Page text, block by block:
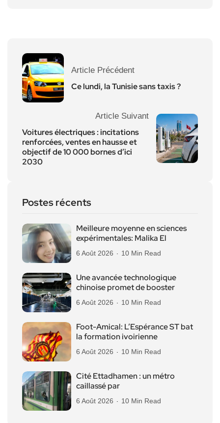
Article Précédent
Ce lundi, la Tunisie sans taxis ?
Article Suivant
Voitures électriques : incitations
renforcées, ventes en hausse et
objectif de 10 000 bornes d’ici
2030
Postes récents
Meilleure moyenne en sciences
expérimentales: Malika El
6 Août 2026 10 Min Read
Une avancée technologique
chinoise promet de booster
6 Août 2026 10 Min Read
Foot-Amical: L’Espérance ST bat
la formation ivoirienne
6 Août 2026 10 Min Read
Cité Ettadhamen : un métro
caillassé par
6 Août 2026 10 Min Read